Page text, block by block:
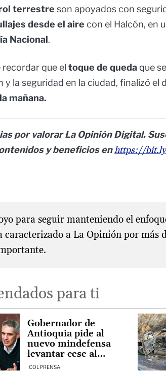
terrestre son apoyados con
desde el aire con el Halcón, en
Nacional.
recordar que el toque de queda que
y la seguridad en la ciudad, finalizó el
mañana.
por valorar La Opinión Digital.
y beneficios enhttps://
para seguir manteniendo el
caracterizado a La Opinión por más
para ti
COLPRENSA
Gobernador de
Antioquia pide al
nuevo mindefensa
levantar cese al
fuego